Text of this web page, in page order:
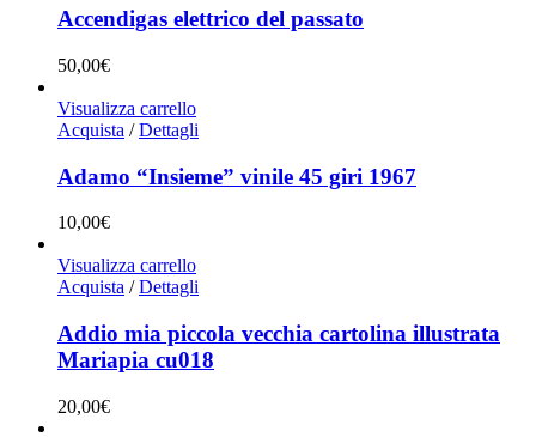
Accendigas elettrico del passato
50,00€
Visualizza carrello
Acquista / Dettagli
Adamo “Insieme” vinile 45 giri 1967
10,00€
Visualizza carrello
Acquista / Dettagli
Addio mia piccola vecchia cartolina illustrata
Mariapia cu018
20,00€